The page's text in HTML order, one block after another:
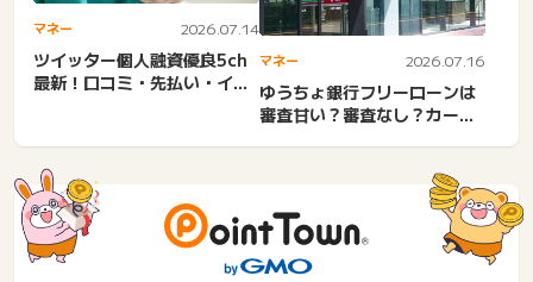
マネー 2026.07.14
ツイッター個人融資優良5ch
最新！口コミ・先払い・イン
マネー 2026.07.16
ゆうちょ銀行フリーローンは
審査甘い？審査なし？カード